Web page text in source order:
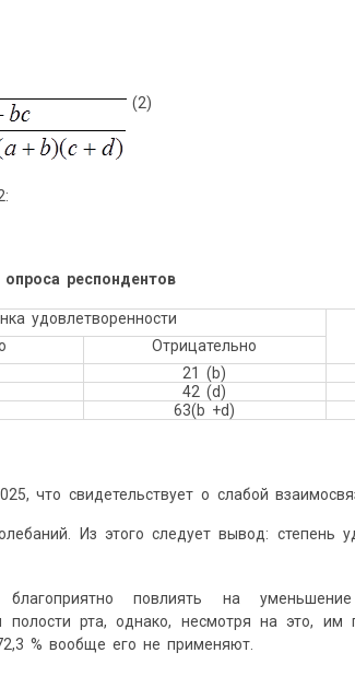
(2)
опроса респондентов
удовлетворенности
Отрицательно
21 (b)
42 (d)
63(b +d)
что свидетельствует о слабой
Из этого следует вывод: степень
повлиять на
полости рта, однако, несмотря на это, им
% вообще его не применяют.